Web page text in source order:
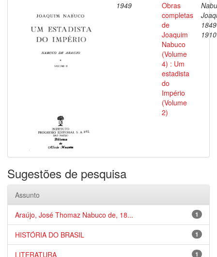
1949
Obras
completas
de
Joaquim
Nabuco
(Volume
4) : Um
estadista
do
Império
(Volume
2)
1910
Sugestões de pesquisa
Assunto
1
Araújo, José Thomaz Nabuco de, 18...
1
HISTÓRIA DO BRASIL
1
LITERATURA